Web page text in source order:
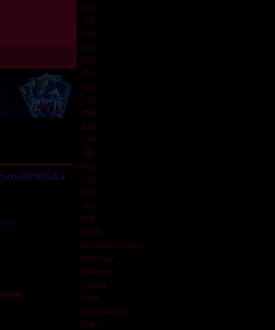
Indo
2010
2011
2012
2013
2014
2015
2016
2017
2018
2019
2020
2021
2022
2023
2024
2025
2026
Action
Action & Adventure
Adventure
Animation
Comedy
Crime
Documentary
Drama